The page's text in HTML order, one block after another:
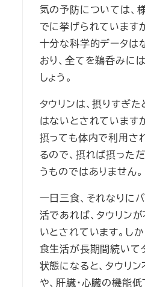
気の予防については、
でに挙げられています
十分な科学的データは
おり、全てを鵜呑みに
しょう。
タウリンは、摂りすぎ
はないとされています
摂っても体内で利用さ
るので、摂れば摂った
うものではありません。
一日三食、それなりに
活であれば、タウリン
いとされています。し
食生活が長期間続いて
状態になると、タウリ
や、肝臓・心臓の機能